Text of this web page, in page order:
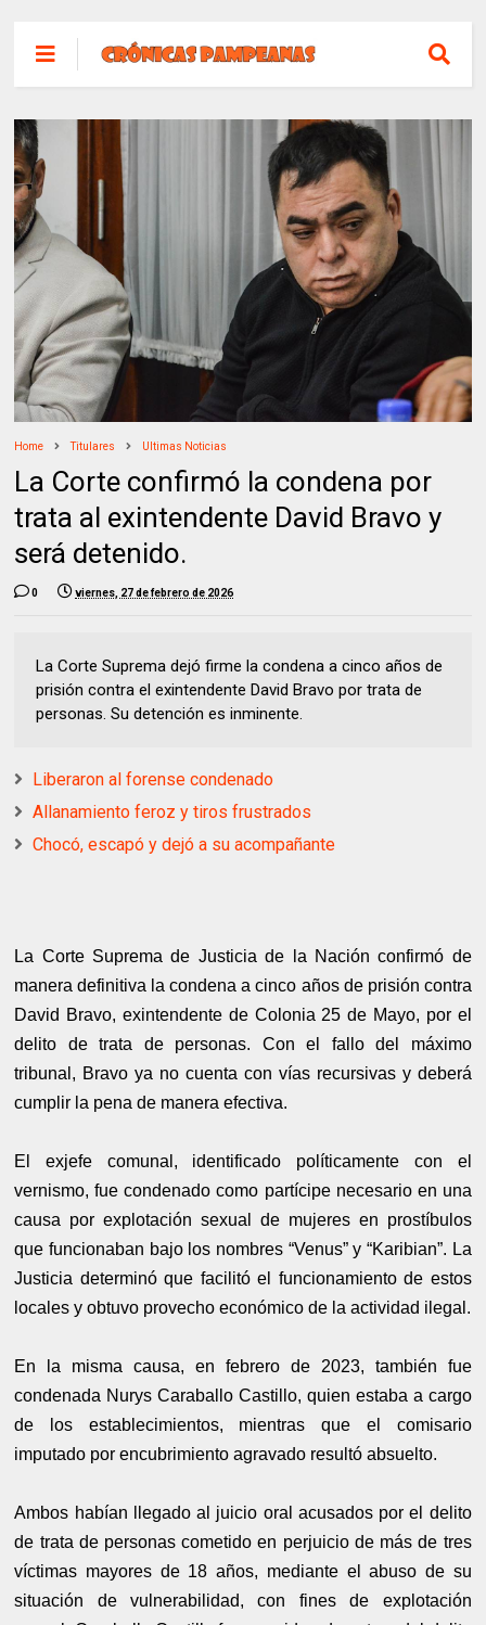
Home Titulares Ultimas Noticias
La Corte confirmó la condena por
trata al exintendente David Bravo y
será detenido.
0 viernes, 27 de febrero de 2026
La Corte Suprema dejó firme la condena a cinco años de
prisión contra el exintendente David Bravo por trata de
personas. Su detención es inminente.
Liberaron al forense condenado
Allanamiento feroz y tiros frustrados
Chocó, escapó y dejó a su acompañante
La Corte Suprema de Justicia de la Nación confirmó de
manera definitiva la condena a cinco años de prisión contra
David Bravo, exintendente de Colonia 25 de Mayo, por el
delito de trata de personas. Con el fallo del máximo
tribunal, Bravo ya no cuenta con vías recursivas y deberá
cumplir la pena de manera efectiva.
El exjefe comunal, identificado políticamente con el
vernismo, fue condenado como partícipe necesario en una
causa por explotación sexual de mujeres en prostíbulos
que funcionaban bajo los nombres “Venus” y “Karibian”. La
Justicia determinó que facilitó el funcionamiento de estos
locales y obtuvo provecho económico de la actividad ilegal.
En la misma causa, en febrero de 2023, también fue
condenada Nurys Caraballo Castillo, quien estaba a cargo
de los establecimientos, mientras que el comisario
imputado por encubrimiento agravado resultó absuelto.
Ambos habían llegado al juicio oral acusados por el delito
de trata de personas cometido en perjuicio de más de tres
víctimas mayores de 18 años, mediante el abuso de su
situación de vulnerabilidad, con fines de explotación